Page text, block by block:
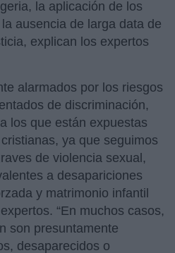
la aplicación de los
ausencia de larga data de
explican los expertos
alarmados por los riesgos
de discriminación,
los que están expuestas
ya que seguimos
de violencia sexual,
a desapariciones
y matrimonio infantil
“En muchos casos,
son presuntamente
desaparecidos o